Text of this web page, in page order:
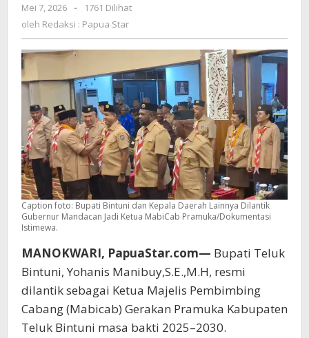
Jadi
Ketua
MabiCab
Pramuka
Mei 7, 2026
oleh
Redaksi
Star
-
1761 Dilihat
oleh Redaksi : Papua Star
Caption foto: Bupati Bintuni dan Kepala Daerah Lainnya Dilantik
Gubernur Mandacan Jadi Ketua MabiCab Pramuka/Dokumentasi
Istimewa.
MANOKWARI, PapuaStar.com— Bupati Teluk
Bintuni, Yohanis Manibuy,S.E.,M.H, resmi
dilantik sebagai Ketua Majelis Pembimbing
Cabang (Mabicab) Gerakan Pramuka Kabupaten
Teluk Bintuni masa bakti 2025–2030.